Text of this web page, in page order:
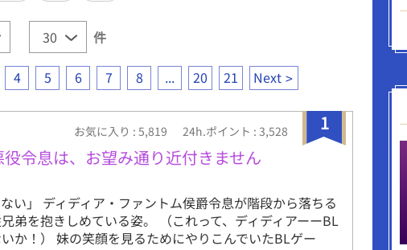
件
4 5 6 7 8 ... 20 21 Next
1
お気に入り : 5,819 24h.ポイント : 3,528
役令息は、お望み通り近付きません
い」 ディディア・ファントム侯爵令息が階段から落ちる
弟を抱きしめている姿。 （これって、ディディアーーBL
か！） 妹の笑顔を見るためにやりこんでいたBLゲー